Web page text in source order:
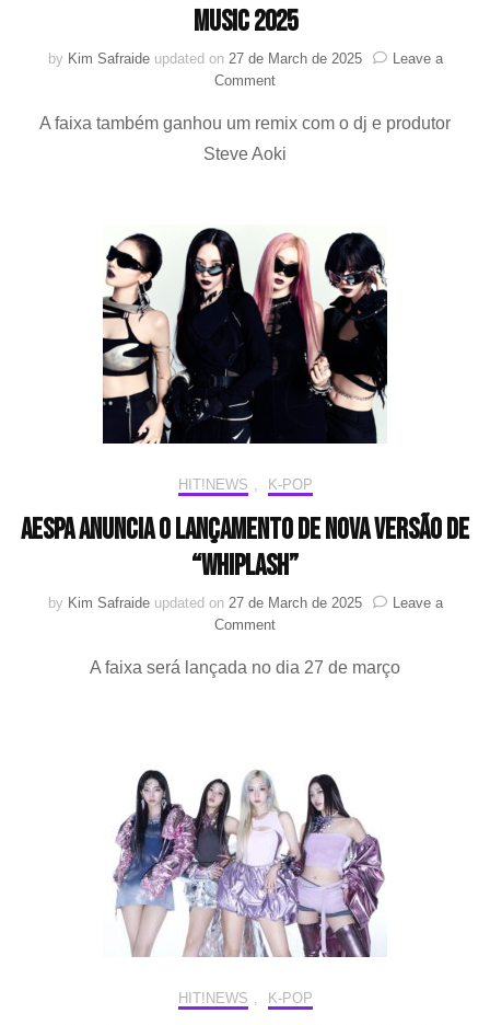
Music 2025
by Kim Safraide updated on 27 de March de 2025
Leave a
Commenton
lança
versão
“Whiplash”
e
prepara
performance
no
Billboard
Women
A faixa também ganhou um remix com o dj e produtor
Steve Aoki
HIT!NEWS K-POP
aespa anuncia o lançamento de nova versão de
“Whiplash”
by Kim Safraide updated on 27 de March de 2025
Leave a
Commenton
anuncia
versão
de
“Whiplash”
A faixa será lançada no dia 27 de março
HIT!NEWS K-POP